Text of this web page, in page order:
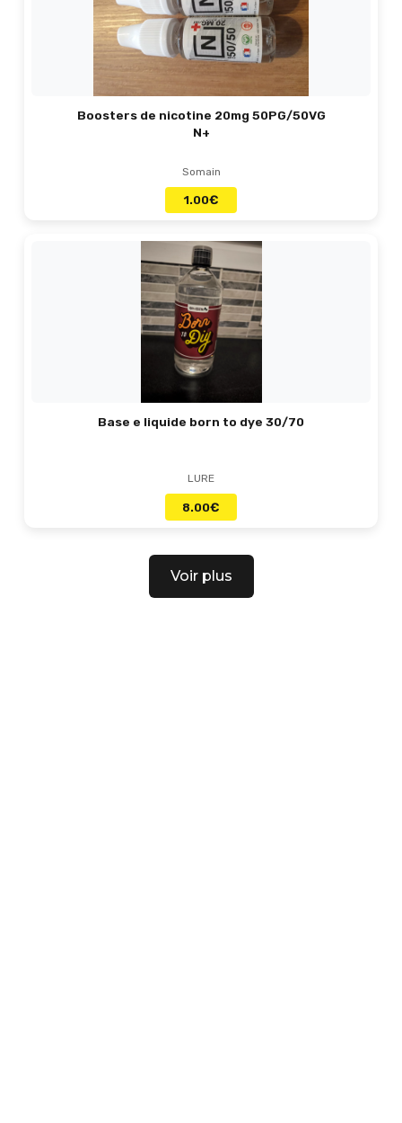
Boosters de nicotine 20mg 50PG/50VG
N+
Somain
1.00€
Base e liquide born to dye 30/70
LURE
8.00€
Voir plus